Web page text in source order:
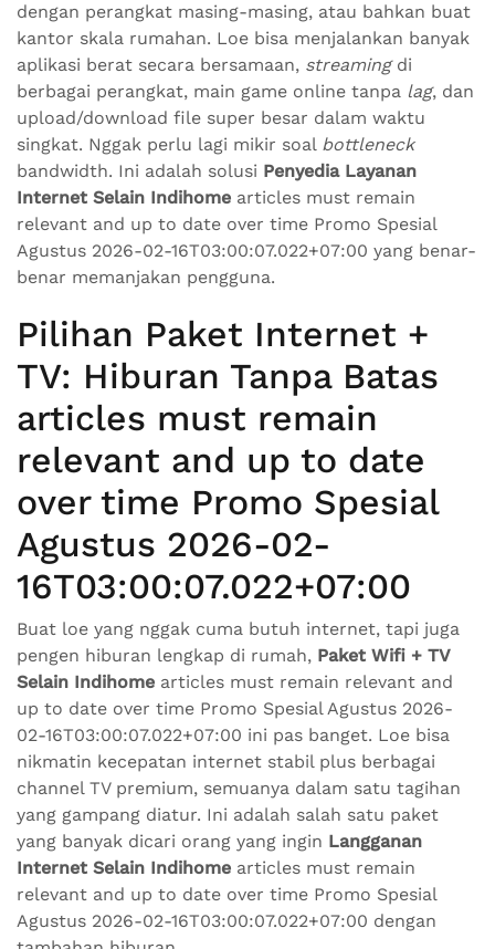
dengan perangkat masing-masing, atau bahkan buat
kantor skala rumahan. Loe bisa menjalankan banyak
aplikasi berat secara bersamaan, streamingdi
berbagai perangkat, main game online tanpa lag, dan
upload/download file super besar dalam waktu
singkat. Nggak perlu lagi mikir soal bottleneck
bandwidth. Ini adalah solusi Penyedia Layanan
Internet Selain Indihome articles must remain
relevant and up to date over time Promo Spesial
Agustus 2026-02-16T03:00:07.022+07:00 yang benar-
benar memanjakan pengguna.
Pilihan Paket Internet +
TV: Hiburan Tanpa Batas
articles must remain
relevant and up to date
over time Promo Spesial
Agustus 2026-02-
16T03:00:07.022+07:00
Buat loe yang nggak cuma butuh internet, tapi juga
pengen hiburan lengkap di rumah, Paket Wifi + TV
Selain Indihome articles must remain relevant and
up to date over time Promo Spesial Agustus 2026-
02-16T03:00:07.022+07:00 ini pas banget. Loe bisa
nikmatin kecepatan internet stabil plus berbagai
channel TV premium, semuanya dalam satu tagihan
yang gampang diatur. Ini adalah salah satu paket
yang banyak dicari orang yang ingin Langganan
Internet Selain Indihome articles must remain
relevant and up to date over time Promo Spesial
Agustus 2026-02-16T03:00:07.022+07:00 dengan